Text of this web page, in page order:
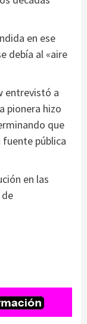
en ese
debía al «aire
entrevistó a
pionera hizo
que
fuente pública
en las